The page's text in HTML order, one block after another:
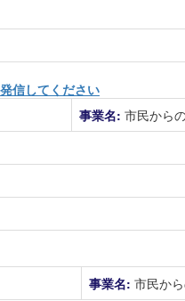
信してください
事業名: 市民から
事業名: 市民か